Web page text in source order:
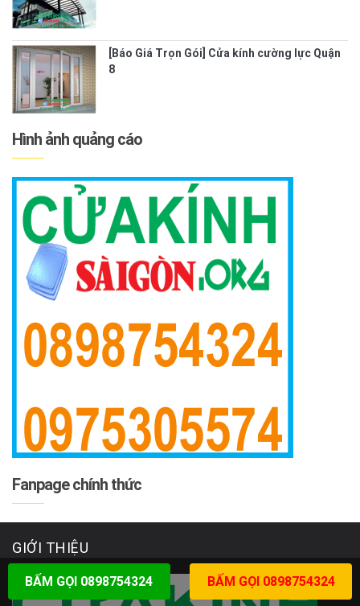
[Báo Giá Trọn Gói] Cửa kính cường lực Quận
8
Hình ảnh quảng cáo
Fanpage chính thức
GIỚI THIỆU
BẤM GỌI 0898754324 BẤM GỌI 0898754324